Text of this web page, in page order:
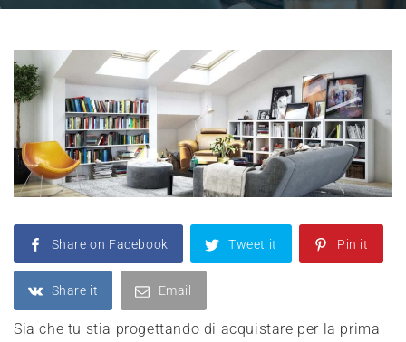
Share on Facebook Tweet it Pin it
Share it Email
Sia che tu stia progettando di acquistare per la prima